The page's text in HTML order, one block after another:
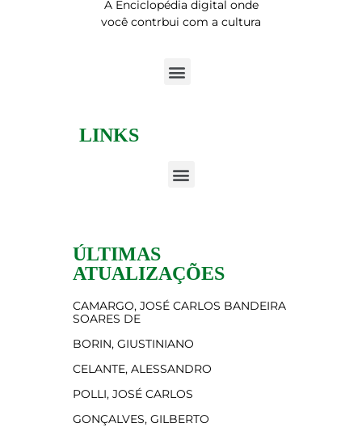
A Enciclopédia digital onde
você contrbui com a cultura
LINKS
ÚLTIMAS
ATUALIZAÇÕES
CAMARGO, JOSÉ CARLOS BANDEIRA
SOARES DE
BORIN, GIUSTINIANO
CELANTE, ALESSANDRO
POLLI, JOSÉ CARLOS
GONÇALVES, GILBERTO